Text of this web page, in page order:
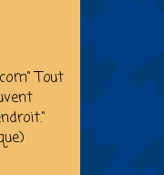
" Tout